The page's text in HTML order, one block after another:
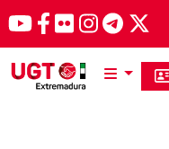
Pasar al contenido principal